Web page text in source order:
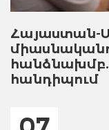
Հայաստան-
հանդիպում